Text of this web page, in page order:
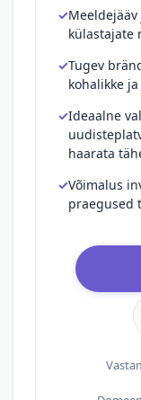
külastajate
Tugev
kohalikke
Ideaalne
haarata
Võimalus
praegused